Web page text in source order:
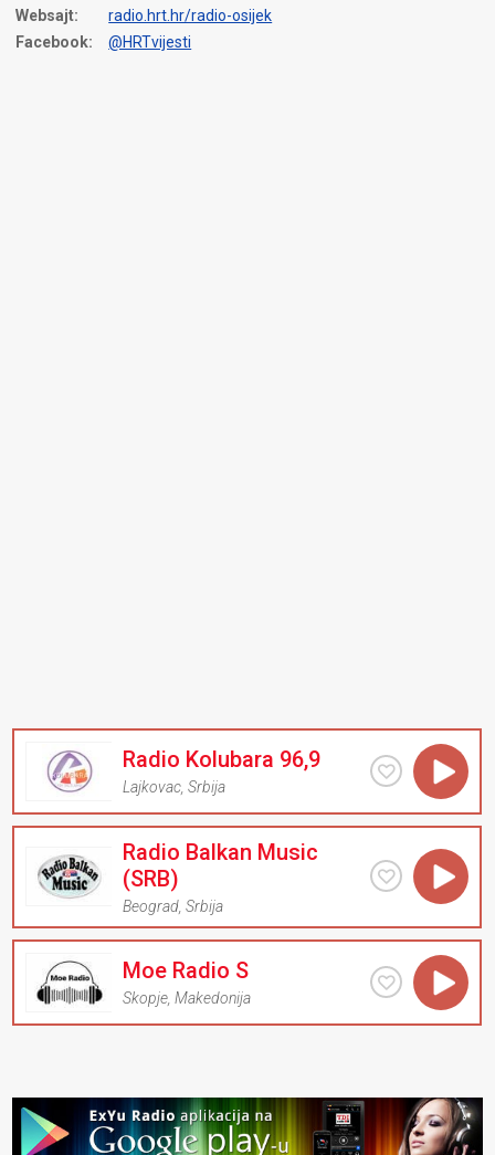
Websajt:
radio.hrt.hr/radio-osijek
Facebook:
@HRTvijesti
Radio Kolubara 96,9
Lajkovac ,Srbija
Radio Balkan Music
(SRB)
Beograd ,Srbija
Moe Radio S
Skopje ,Makedonija